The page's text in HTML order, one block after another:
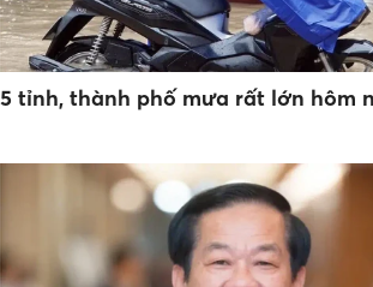
5 tỉnh, thành phố mưa rất lớn hôm